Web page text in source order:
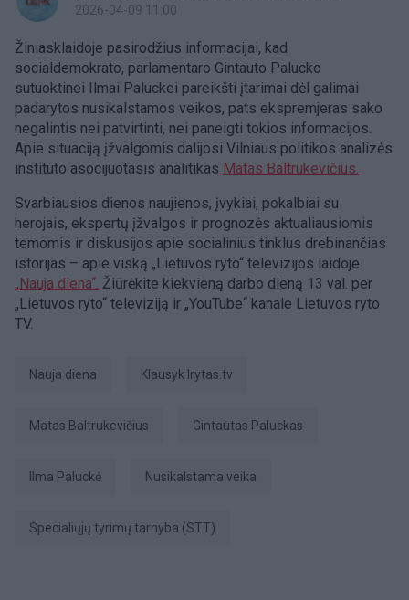
2026-04-09 11:00
Žiniasklaidoje pasirodžius informacijai, kad
socialdemokrato, parlamentaro Gintauto Palucko
sutuoktinei Ilmai Paluckei pareikšti įtarimai dėl galimai
padarytos nusikalstamos veikos, pats ekspremjeras sako
negalintis nei patvirtinti, nei paneigti tokios informacijos.
Apie situaciją įžvalgomis dalijosi Vilniaus politikos analizės
instituto asocijuotasis analitikas Matas Baltrukevičius.
Svarbiausios dienos naujienos, įvykiai, pokalbiai su
herojais, ekspertų įžvalgos ir prognozės aktualiausiomis
temomis ir diskusijos apie socialinius tinklus drebinančias
istorijas – apie viską „Lietuvos ryto“ televizijos laidoje
„Nauja diena“. Žiūrėkite kiekvieną darbo dieną 13 val. per
„Lietuvos ryto“ televiziją ir „YouTube“ kanale Lietuvos ryto
TV.
Nauja diena Klausyk lrytas.tv
Matas Baltrukevičius Gintautas Paluckas
Ilma Paluckė nusikalstama veika
Specialiųjų tyrimų tarnyba (STT)